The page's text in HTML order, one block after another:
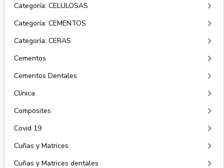
Categoría: CELULOSAS keyboard_arrow_right
Categoría: CEMENTOS keyboard_arrow_right
Categoría: CERAS keyboard_arrow_right
Cementos keyboard_arrow_right
Cementos Dentales keyboard_arrow_right
Clínica keyboard_arrow_right
Composites keyboard_arrow_right
Covid 19 keyboard_arrow_right
Cuñas y Matrices keyboard_arrow_right
Cuñas y Matrices dentales keyboard_arrow_right